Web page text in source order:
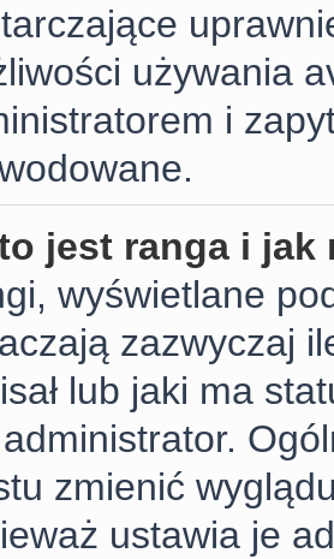
używania
i
jest ranga i jak
wyświetlane
zazwyczaj
lub jaki ma
zmienić
ustawia je